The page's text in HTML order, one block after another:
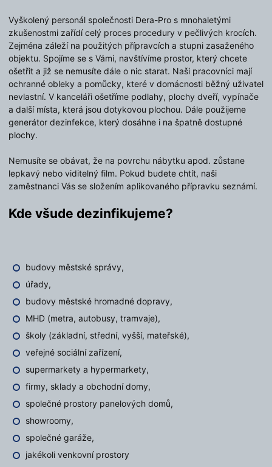
Vyškolený personál společnosti Dera-Pro s mnohaletými
zkušenostmi zařídí celý proces procedury v pečlivých krocích.
Zejména záleží na použitých přípravcích a stupni zasaženého
objektu. Spojíme se s Vámi, navštívíme prostor, který chcete
ošetřit a již se nemusíte dále o nic starat. Naši pracovníci mají
ochranné obleky a pomůcky, které v domácnosti běžný uživatel
nevlastní. V kanceláři ošetříme podlahy, plochy dveří, vypínače
a další místa, která jsou dotykovou plochou. Dále použijeme
generátor dezinfekce, který dosáhne i na špatně dostupné
plochy.
Nemusíte se obávat, že na povrchu nábytku apod. zůstane
lepkavý nebo viditelný film. Pokud budete chtít, naši
zaměstnanci Vás se složením aplikovaného přípravku seznámí.
Kde všude dezinfikujeme?
budovy městské správy,
úřady,
budovy městské hromadné dopravy,
MHD (metra, autobusy, tramvaje),
školy (základní, střední, vyšší, mateřské),
veřejné sociální zařízení,
supermarkety a hypermarkety,
firmy, sklady a obchodní domy,
společné prostory panelových domů,
showroomy,
společné garáže,
jakékoli venkovní prostory